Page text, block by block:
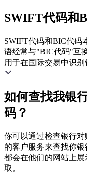
SWIFT代码和
SWIFT代码和BIC代码
语经常与"BIC代码"互
用于在国际交易中识别
如何查找我银
码？
你可以通过检查银行
的客户服务来查找你
都会在他们的网站上
取。